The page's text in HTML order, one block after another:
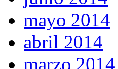
mayo 2014
abril 2014
marzo 2014